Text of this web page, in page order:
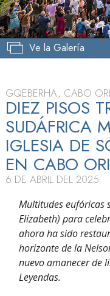
Ve la Galería
GQEBERHA, CABO
DIEZ PISOS
SUDÁFRICA
IGLESIA DE
EN CABO
6 DE ABRIL DEL 2025
Multitudes eufóricas
Elizabeth) para
ahora ha sido
horizonte de la
nuevo amanecer de
Leyendas.